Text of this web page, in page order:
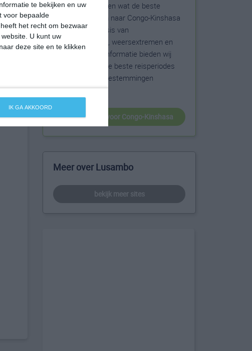
te bekijken en uw
voor bepaalde
het recht om bezwaar
U kunt uw
deze site en te klikken
IK GA AKKOORD
reizen. Wil je weten wat de beste
maanden zijn om naar Congo-Kinshasa
te reizen? Op basis van
klimaatgegevens, weersextremen en
specifieke weerinformatie bieden wij
informatie over de beste reisperiodes
voor duizenden bestemmingen
wereldwijd.
beste reistijd voor Congo-Kinshasa
Meer over Lusambo
bekijk meer sites